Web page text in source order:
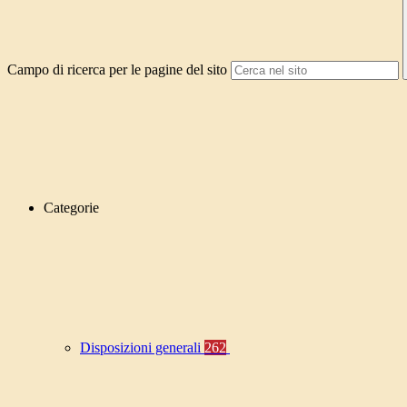
Campo di ricerca per le pagine del sito
Categorie
Disposizioni generali 262